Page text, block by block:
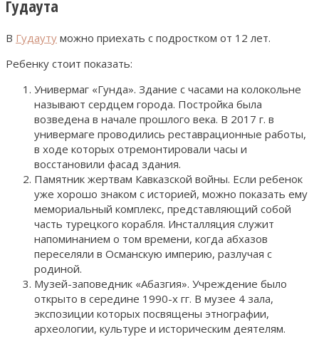
Гудаута
В Гудауту можно приехать с подростком от 12 лет.
Ребенку стоит показать:
Универмаг «Гунда». Здание с часами на колокольне
называют сердцем города. Постройка была
возведена в начале прошлого века. В 2017 г. в
универмаге проводились реставрационные работы,
в ходе которых отремонтировали часы и
восстановили фасад здания.
Памятник жертвам Кавказской войны. Если ребенок
уже хорошо знаком с историей, можно показать ему
мемориальный комплекс, представляющий собой
часть турецкого корабля. Инсталляция служит
напоминанием о том времени, когда абхазов
переселяли в Османскую империю, разлучая с
родиной.
Музей-заповедник «Абазгия». Учреждение было
открыто в середине 1990-х гг. В музее 4 зала,
экспозиции которых посвящены этнографии,
археологии, культуре и историческим деятелям.